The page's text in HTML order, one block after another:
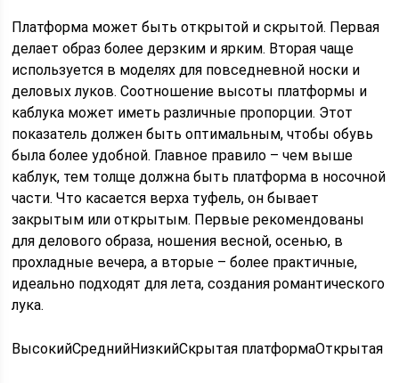
Платформа может быть открытой и скрытой. Первая
делает образ более дерзким и ярким. Вторая чаще
используется в моделях для повседневной носки и
деловых луков. Соотношение высоты платформы и
каблука может иметь различные пропорции. Этот
показатель должен быть оптимальным, чтобы обувь
была более удобной. Главное правило – чем выше
каблук, тем толще должна быть платформа в носочной
части. Что касается верха туфель, он бывает
закрытым или открытым. Первые рекомендованы
для делового образа, ношения весной, осенью, в
прохладные вечера, а вторые – более практичные,
идеально подходят для лета, создания романтического
лука.
ВысокийСреднийНизкийСкрытая платформаОткрытая